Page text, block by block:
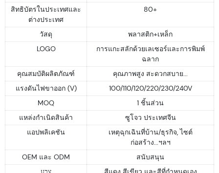
สิทธิบัตรในประเทศและ
ต่างประเทศ
80+
วัสดุ
พลาสติก+เหล็ก
LOGO
การแกะสลักด้วยเลเซอร์และการพิมพ์
ฉลาก
คุณสมบัติผลิตภัณฑ์
คุณภาพสูง สะดวกสบาย...
แรงดันไฟขาออก (V)
100/110/120/220/230/240V
MOQ
1 ชิ้นส่วน
แหล่งกำเนิดสินค้า
ซูโจว ประเทศจีน
แอปพลิเคชัน
เหตุฉุกเฉินที่บ้าน/ธุรกิจ, ไซต์
ก่อสร้าง...ฯลฯ
OEM และ ODM
สนับสนุน